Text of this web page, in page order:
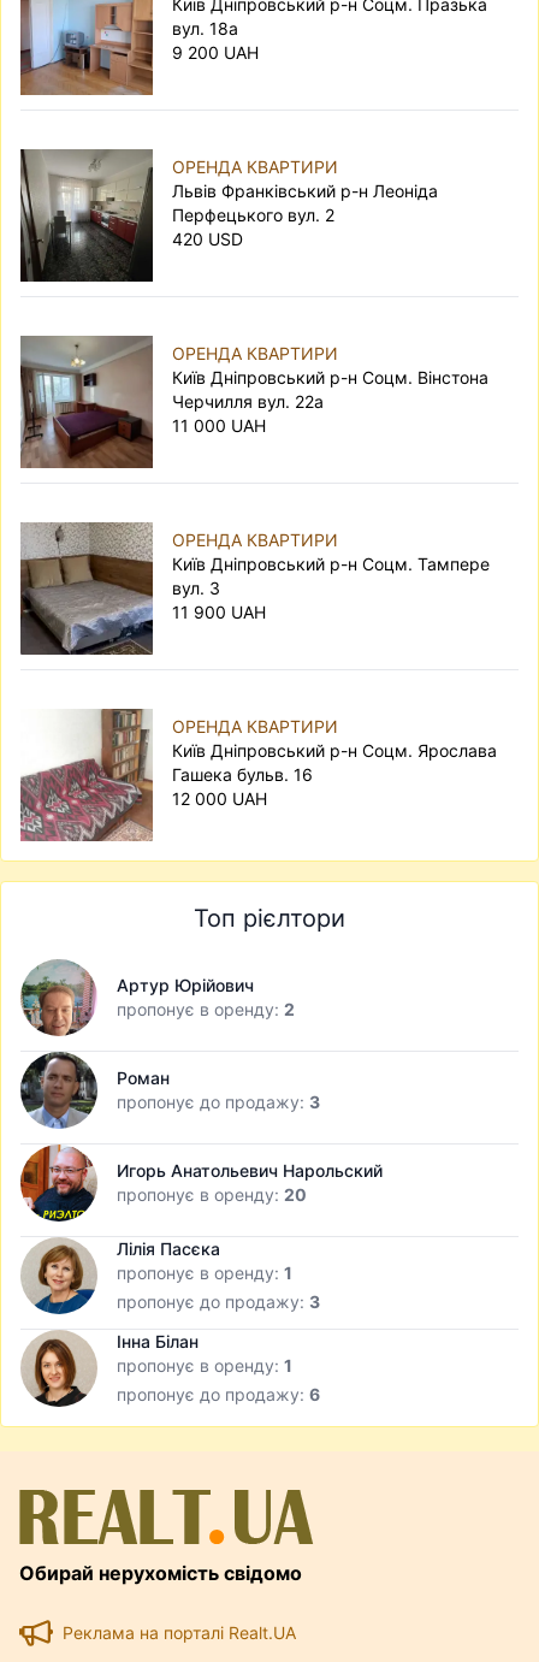
Київ Дніпровський р-н Соцм. Празька
вул. 18а
9 200 UAH
ОРЕНДА КВАРТИРИ
Львів Франківський р-н Леоніда
Перфецького вул. 2
420 USD
ОРЕНДА КВАРТИРИ
Київ Дніпровський р-н Соцм. Вінстона
Черчилля вул. 22а
11 000 UAH
ОРЕНДА КВАРТИРИ
Київ Дніпровський р-н Соцм. Тампере
вул. 3
11 900 UAH
ОРЕНДА КВАРТИРИ
Київ Дніпровський р-н Соцм. Ярослава
Гашека бульв. 16
12 000 UAH
Топ рієлтори
Артур Юрійович
пропонує в оренду: 2
Роман
пропонує до продажу: 3
Игорь Анатольевич Нарольский
пропонує в оренду: 20
Лілія Пасєка
пропонує в оренду: 1
пропонує до продажу: 3
Інна Білан
пропонує в оренду: 1
пропонує до продажу: 6
Обирай нерухомість свідомо
Реклама на порталі Realt.UA